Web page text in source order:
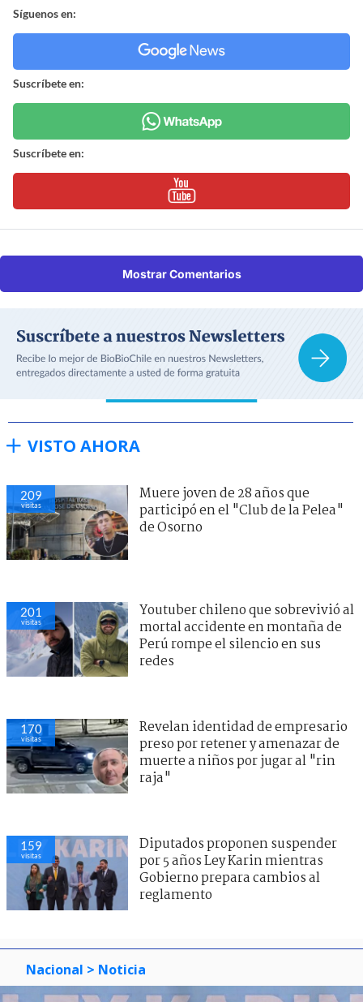
Síguenos en:
Suscríbete en:
Suscríbete en:
Mostrar Comentarios
VISTO AHORA
209
visitas
Muere joven de 28 años que
participó en el "Club de la Pelea"
de Osorno
201
visitas
Youtuber chileno que sobrevivió al
mortal accidente en montaña de
Perú rompe el silencio en sus
redes
170
visitas
Revelan identidad de empresario
preso por retener y amenazar de
muerte a niños por jugar al "rin
raja"
159
visitas
Diputados proponen suspender
por 5 años Ley Karin mientras
Gobierno prepara cambios al
reglamento
Nacional > Noticia